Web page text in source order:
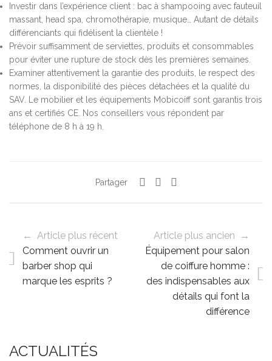
Investir dans l’expérience client : bac à shampooing avec fauteuil
massant, head spa, chromothérapie, musique… Autant de détails
différenciants qui fidélisent la clientèle !
Prévoir suffisamment de serviettes, produits et consommables
pour éviter une rupture de stock dès les premières semaines.
Examiner attentivement la garantie des produits, le respect des
normes, la disponibilité des pièces détachées et la qualité du
SAV. Le mobilier et les équipements Mobicoiff sont garantis trois
ans et certifiés CE. Nos conseillers vous répondent par
téléphone de 8 h à 19 h.
Partager
← Article plus récent
Comment ouvrir un
barber shop qui
marque les esprits ?
Article plus ancien →
Équipement pour salon
de coiffure homme :
des indispensables aux
détails qui font la
différence
ACTUALITÉS